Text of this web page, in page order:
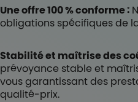
Une offre 100 % conforme :
obligations spécifiques de
Stabilité et maîtrise des
prévoyance stable et
vous garantissant des
qualité-prix.